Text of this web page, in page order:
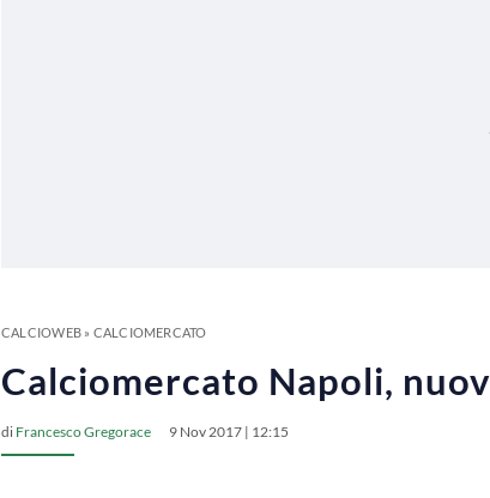
CALCIOWEB» CALCIOMERCATO
Calciomercato Napoli,
di Francesco Gregorace 9 Nov 2017 | 12:15